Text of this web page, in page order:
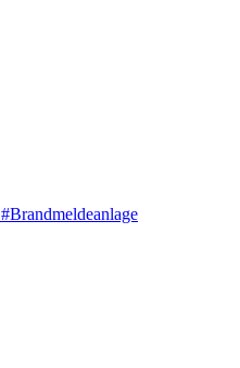
#Brandmeldeanlage